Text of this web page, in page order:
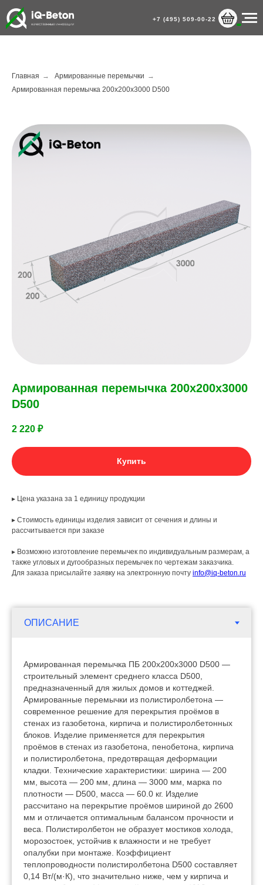
+7 (495) 509-00-22
Главная → Армированные перемычки →
Армированная перемычка 200х200х3000 D500
Армированная перемычка 200х200х3000
D500
2 220 ₽
Купить
▸ Цена указана за 1 единицу продукции
▸ Стоимость единицы изделия зависит от сечения и длины и
рассчитывается при заказе
▸ Возможно изготовление перемычек по индивидуальным размерам, а
также угловых и дугообразных перемычек по чертежам заказчика.
Для заказа присылайте заявку на электронную почту info@iq-beton.ru
Армированная перемычка ПБ 200х200х3000 D500 —
строительный элемент среднего класса D500,
предназначенный для жилых домов и коттеджей.
Армированные перемычки из полистиролбетона —
современное решение для перекрытия проёмов в
стенах из газобетона, кирпича и полистиролбетонных
блоков. Изделие применяется для перекрытия
проёмов в стенах из газобетона, пенобетона, кирпича
и полистиролбетона, предотвращая деформации
кладки. Технические характеристики: ширина — 200
мм, высота — 200 мм, длина — 3000 мм, марка по
плотности — D500, масса — 60.0 кг. Изделие
рассчитано на перекрытие проёмов шириной до 2600
мм и отличается оптимальным балансом прочности и
веса. Полистиролбетон не образует мостиков холода,
морозостоек, устойчив к влажности и не требует
опалубки при монтаже. Коэффициент
теплопроводности полистиролбетона D500 составляет
0,14 Вт/(м·К), что значительно ниже, чем у кирпича и